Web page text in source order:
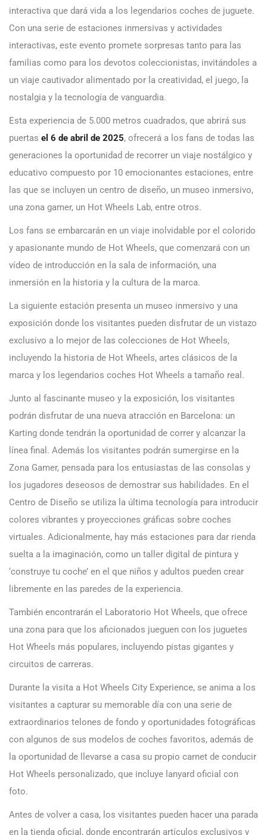
interactiva que dará vida a los legendarios coches de juguete.
Con una serie de estaciones inmersivas y actividades
interactivas, este evento promete sorpresas tanto para las
familias como para los devotos coleccionistas, invitándoles a
un viaje cautivador alimentado por la creatividad, el juego, la
nostalgia y la tecnología de vanguardia.
Esta experiencia de 5.000 metros cuadrados, que abrirá sus
puertas el 6 de abril de 2025, ofrecerá a los fans de todas las
generaciones la oportunidad de recorrer un viaje nostálgico y
educativo compuesto por 10 emocionantes estaciones, entre
las que se incluyen un centro de diseño, un museo inmersivo,
una zona gamer, un Hot Wheels Lab, entre otros.
Los fans se embarcarán en un viaje inolvidable por el colorido
y apasionante mundo de Hot Wheels, que comenzará con un
vídeo de introducción en la sala de información, una
inmersión en la historia y la cultura de la marca.
La siguiente estación presenta un museo inmersivo y una
exposición donde los visitantes pueden disfrutar de un vistazo
exclusivo a lo mejor de las colecciones de Hot Wheels,
incluyendo la historia de Hot Wheels, artes clásicos de la
marca y los legendarios coches Hot Wheels a tamaño real.
Junto al fascinante museo y la exposición, los visitantes
podrán disfrutar de una nueva atracción en Barcelona: un
Karting donde tendrán la oportunidad de correr y alcanzar la
línea final. Además los visitantes podrán sumergirse en la
Zona Gamer, pensada para los entusiastas de las consolas y
los jugadores deseosos de demostrar sus habilidades. En el
Centro de Diseño se utiliza la última tecnología para introducir
colores vibrantes y proyecciones gráficas sobre coches
virtuales. Adicionalmente, hay más estaciones para dar rienda
suelta a la imaginación, como un taller digital de pintura y
‘construye tu coche’ en el que niños y adultos pueden crear
libremente en las paredes de la experiencia.
También encontrarán el Laboratorio Hot Wheels, que ofrece
una zona para que los aficionados jueguen con los juguetes
Hot Wheels más populares, incluyendo pistas gigantes y
circuitos de carreras.
Durante la visita a Hot Wheels City Experience, se anima a los
visitantes a capturar su memorable día con una serie de
extraordinarios telones de fondo y oportunidades fotográficas
con algunos de sus modelos de coches favoritos, además de
la oportunidad de llevarse a casa su propio carnet de conducir
Hot Wheels personalizado, que incluye lanyard oficial con
foto.
Antes de volver a casa, los visitantes pueden hacer una parada
en la tienda oficial, donde encontrarán artículos exclusivos y